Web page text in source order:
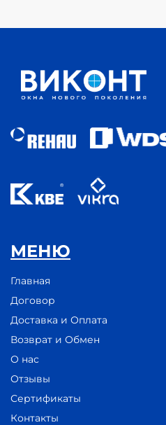
МЕНЮ
Главная
Договор
Доставка и Оплата
Возврат и Обмен
О нас
Отзывы
Сертификаты
Контакты